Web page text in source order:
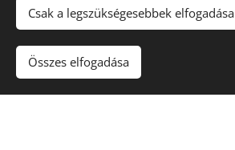
Csak a legszükségesebbek elfogadása
Összes elfogadása